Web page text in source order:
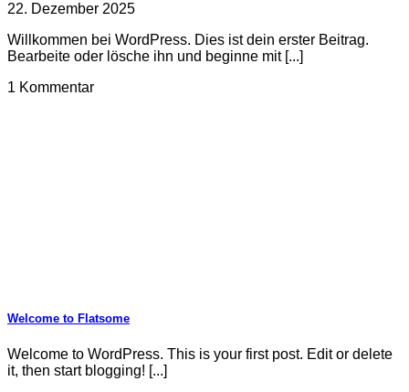
22. Dezember 2025
Willkommen bei WordPress. Dies ist dein erster Beitrag.
Bearbeite oder lösche ihn und beginne mit [...]
1 Kommentar
Welcome to Flatsome
Welcome to WordPress. This is your first post. Edit or delete
it, then start blogging! [...]